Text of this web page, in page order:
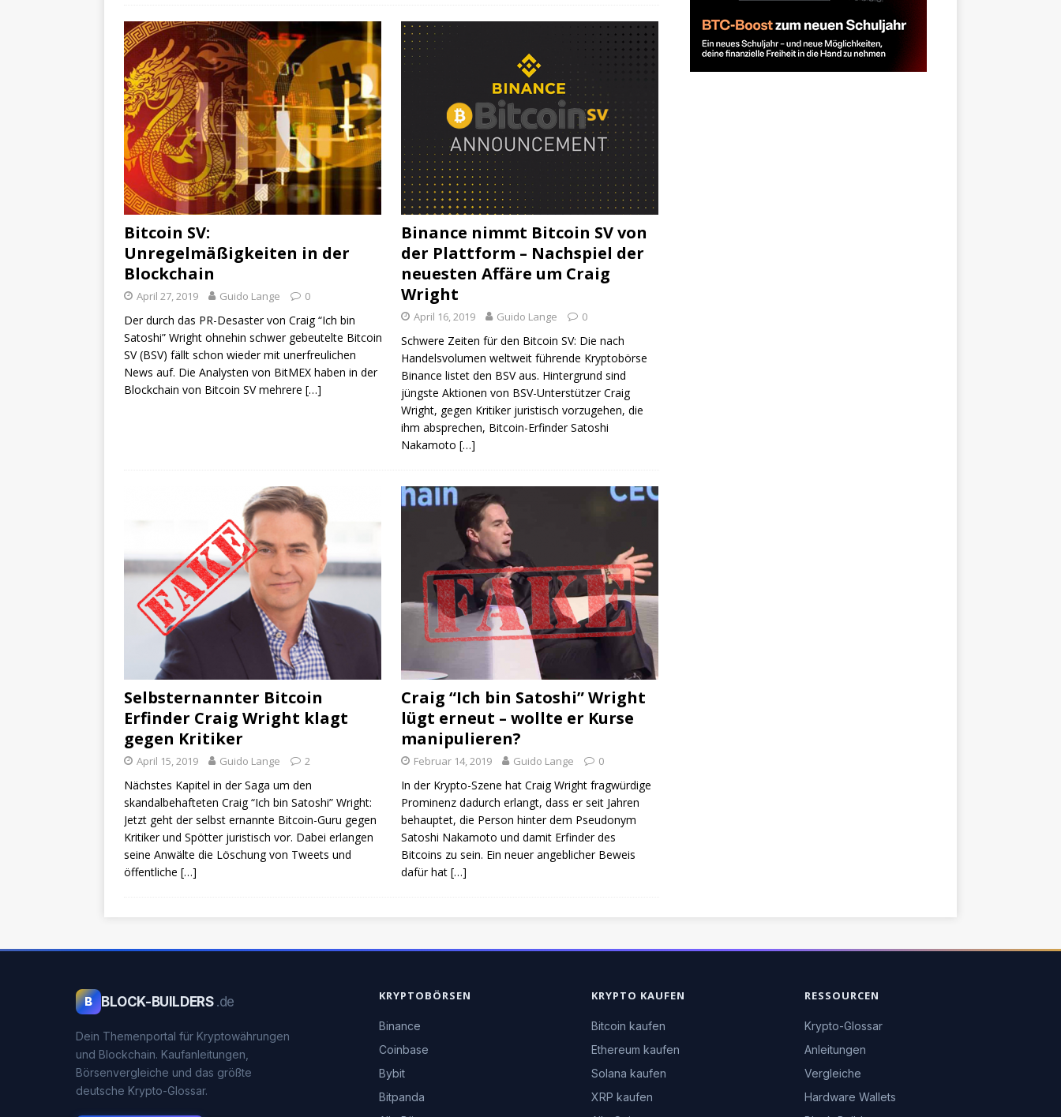
Bitcoin SV:
Unregelmäßigkeiten in der
Blockchain
April 27, 2019 Guido Lange 0
Der durch das PR-Desaster von Craig “Ich bin
Satoshi” Wright ohnehin schwer gebeutelte Bitcoin
SV (BSV) fällt schon wieder mit unerfreulichen
News auf. Die Analysten von BitMEX haben in der
Blockchain von Bitcoin SV mehrere […]
Binance nimmt Bitcoin SV von
der Plattform – Nachspiel der
neuesten Affäre um Craig
Wright
April 16, 2019 Guido Lange 0
Schwere Zeiten für den Bitcoin SV: Die nach
Handelsvolumen weltweit führende Kryptobörse
Binance listet den BSV aus. Hintergrund sind
jüngste Aktionen von BSV-Unterstützer Craig
Wright, gegen Kritiker juristisch vorzugehen, die
ihm absprechen, Bitcoin-Erfinder Satoshi
Nakamoto […]
Selbsternannter Bitcoin
Erfinder Craig Wright klagt
gegen Kritiker
April 15, 2019 Guido Lange 2
Nächstes Kapitel in der Saga um den
skandalbehafteten Craig “Ich bin Satoshi” Wright:
Jetzt geht der selbst ernannte Bitcoin-Guru gegen
Kritiker und Spötter juristisch vor. Dabei erlangen
seine Anwälte die Löschung von Tweets und
öffentliche […]
Craig “Ich bin Satoshi” Wright
lügt erneut – wollte er Kurse
manipulieren?
Februar 14, 2019 Guido Lange 0
In der Krypto-Szene hat Craig Wright fragwürdige
Prominenz dadurch erlangt, dass er seit Jahren
behauptet, die Person hinter dem Pseudonym
Satoshi Nakamoto und damit Erfinder des
Bitcoins zu sein. Ein neuer angeblicher Beweis
dafür hat […]
B BLOCK-BUILDERS .de
Dein Themenportal für Kryptowährungen
und Blockchain. Kaufanleitungen,
Börsenvergleiche und das größte
deutsche Krypto-Glossar.
KRYPTOBÖRSEN
Binance
Coinbase
Bybit
Bitpanda
KRYPTO KAUFEN
Bitcoin kaufen
Ethereum kaufen
Solana kaufen
XRP kaufen
RESSOURCEN
Krypto-Glossar
Anleitungen
Vergleiche
Hardware Wallets